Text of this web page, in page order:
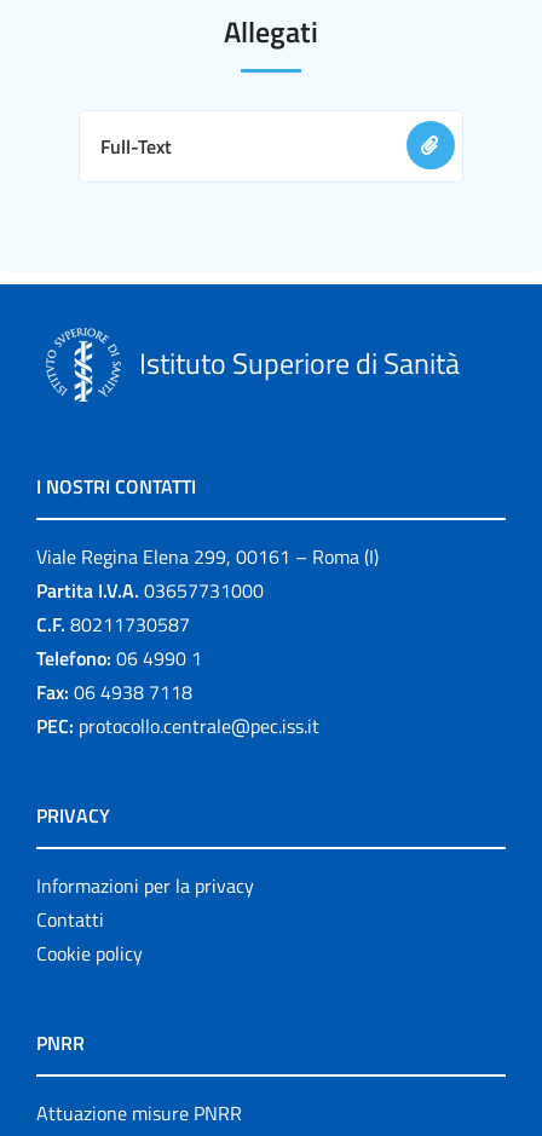
Allegati
Full-Text
Istituto Superiore di Sanità
I NOSTRI CONTATTI
Viale Regina Elena 299, 00161 – Roma (I)
Partita I.V.A. 03657731000
C.F. 80211730587
Telefono: 06 4990 1
Fax: 06 4938 7118
PEC: protocollo.centrale@pec.iss.it
PRIVACY
Informazioni per la privacy
Contatti
Cookie policy
PNRR
Attuazione misure PNRR